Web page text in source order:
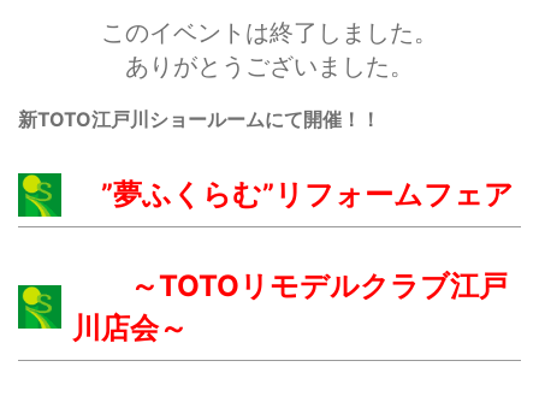
このイベントは終了しました。
ありがとうございました。
新TOTO江戸川ショールームにて開催！！
”夢ふくらむ”リフォームフェア
～TOTOリモデルクラブ江戸
川店会～